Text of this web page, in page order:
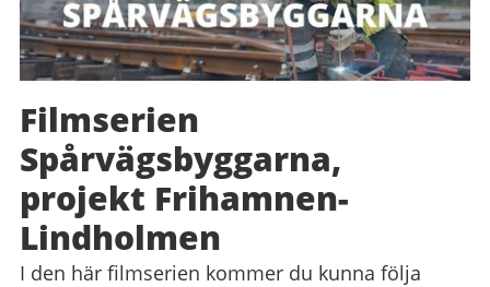
Filmserien
Spårvägsbyggarna,
projekt Frihamnen-
Lindholmen
I den här filmserien kommer du kunna följa